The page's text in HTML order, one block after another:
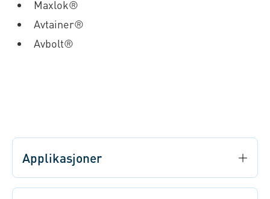
Maxlok®
Avtainer®
Avbolt®
Applikasjoner